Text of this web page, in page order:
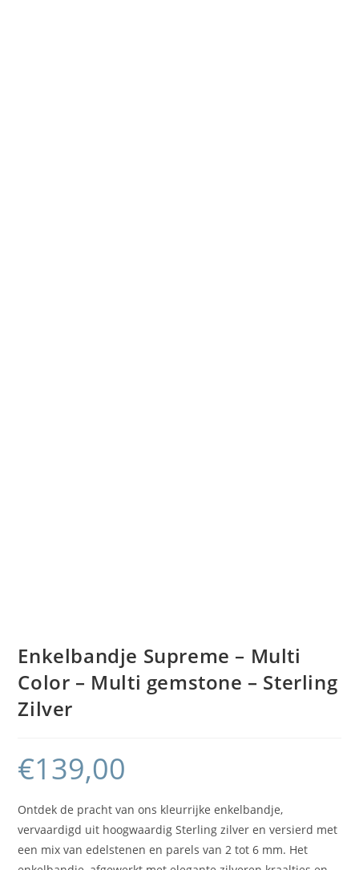
Enkelbandje Supreme – Multi
Color – Multi gemstone – Sterling
Zilver
€139,00
Ontdek de pracht van ons kleurrijke enkelbandje,
vervaardigd uit hoogwaardig Sterling zilver en versierd met
een mix van edelstenen en parels van 2 tot 6 mm. Het